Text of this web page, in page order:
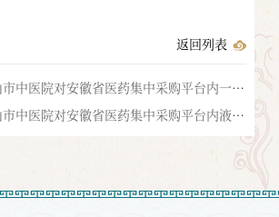
返回列表
中医院对安徽省医药集中采购平台内一次
腔镜用穿刺器询比的通告
中医院对安徽省医药集中采购平台内液基
微生物处理保存试剂（TCT）询比的通告